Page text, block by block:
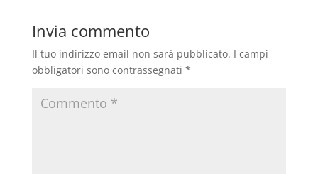
Invia commento
Il tuo indirizzo email non sarà pubblicato. I campi
obbligatori sono contrassegnati *